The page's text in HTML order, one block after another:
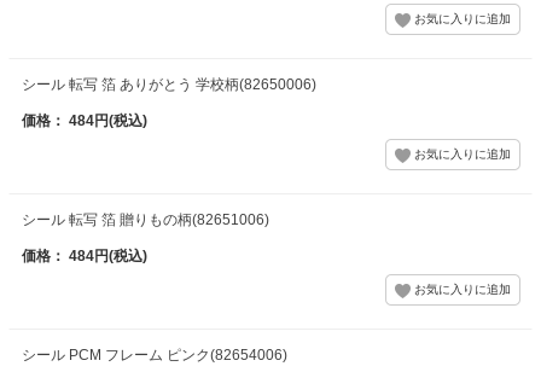
シール 転写 箔 ありがとう 学校柄(82650006)
価格： 484円(税込)
シール 転写 箔 贈りもの柄(82651006)
価格： 484円(税込)
シール PCM フレーム ピンク(82654006)